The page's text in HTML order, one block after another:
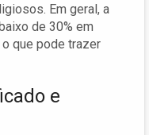
Em geral, a
de 30% em
que pode trazer
e